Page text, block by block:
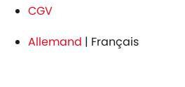
CGV
Allemand | Français